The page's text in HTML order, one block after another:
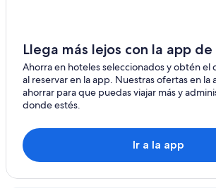
Llega más lejos con la app
Ahorra en hoteles seleccionados y obtén
al reservar en la app. Nuestras ofertas en la
ahorrar para que puedas viajar más y
donde estés.
Ir a la app